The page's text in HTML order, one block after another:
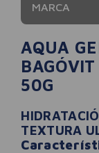
MARCA
AQUA
50G
TEXTURA